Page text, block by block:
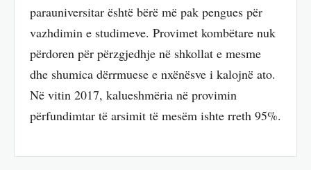
parauniversitar është bërë më pak pengues për
vazhdimin e studimeve. Provimet kombëtare nuk
përdoren për përzgjedhje në shkollat e mesme
dhe shumica dërrmuese e nxënësve i kalojnë ato.
Në vitin 2017, kalueshmëria në provimin
përfundimtar të arsimit të mesëm ishte rreth 95%.